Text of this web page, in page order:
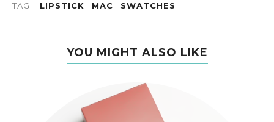
TAG: LIPSTICK MAC SWATCHES
YOU MIGHT ALSO LIKE